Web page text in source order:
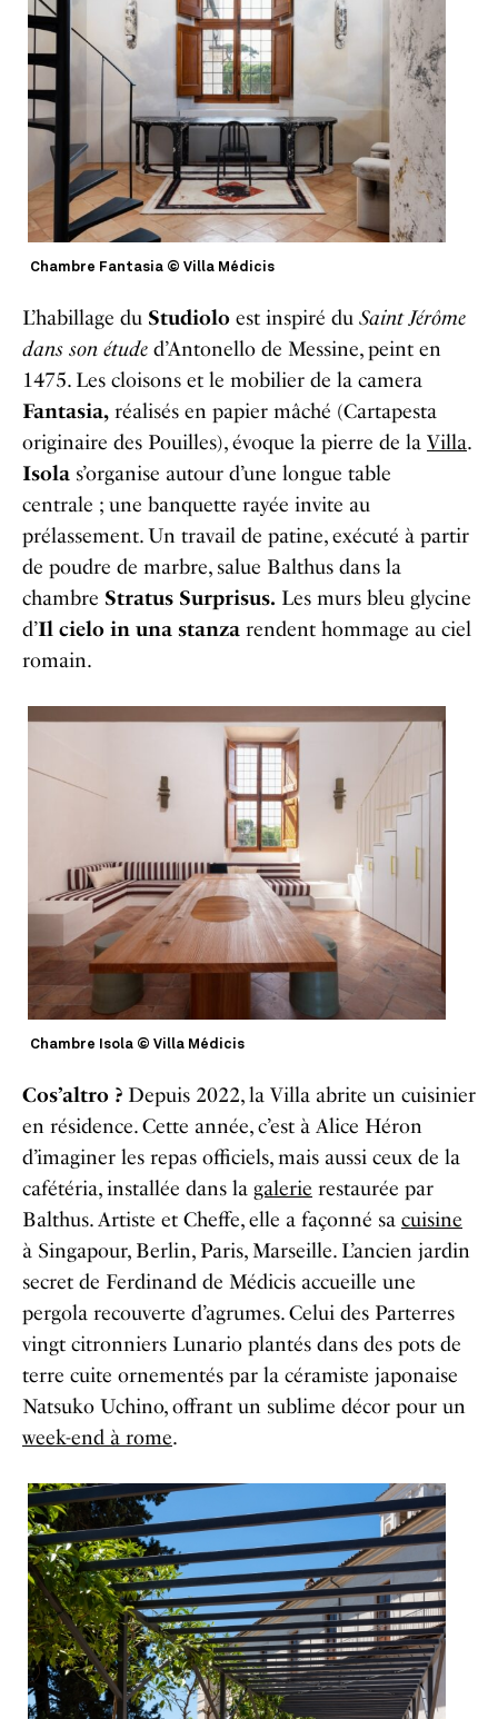
Chambre Fantasia © Villa Médicis
L’habillage du Studiolo est inspiré du Saint Jérôme
dans son étude d’Antonello de Messine, peint en
1475. Les cloisons et le mobilier de la camera
Fantasia, réalisés en papier mâché (Cartapesta
originaire des Pouilles), évoque la pierre de la Villa.
Isola s’organise autour d’une longue table
centrale ; une banquette rayée invite au
prélassement. Un travail de patine, exécuté à partir
de poudre de marbre, salue Balthus dans la
chambre Stratus Surprisus. Les murs bleu glycine
d’Il cielo in una stanza rendent hommage au ciel
romain.
Chambre Isola © Villa Médicis
Cos’altro ? Depuis 2022, la Villa abrite un cuisinier
en résidence. Cette année, c’est à Alice Héron
d’imaginer les repas officiels, mais aussi ceux de la
cafétéria, installée dans la galerie restaurée par
Balthus. Artiste et Cheffe, elle a façonné sa cuisine
à Singapour, Berlin, Paris, Marseille. L’ancien jardin
secret de Ferdinand de Médicis accueille une
pergola recouverte d’agrumes. Celui des Parterres
vingt citronniers Lunario plantés dans des pots de
terre cuite ornementés par la céramiste japonaise
Natsuko Uchino, offrant un sublime décor pour un
week-end à rome.